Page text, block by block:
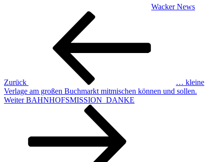
Wacker News
Beitragsnavigation
Zurück
… kleine
Verlage am großen Buchmarkt mitmischen können und sollen.
Nächster
Weiter BAHNHOFSMISSION_DANKE